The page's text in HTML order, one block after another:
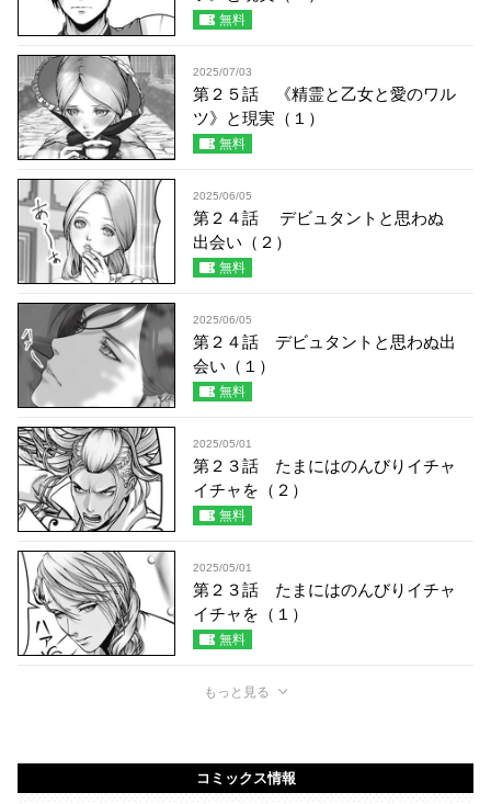
無料
2025/07/03
第２５話 《精霊と乙女と愛のワル
ツ》と現実（１）
無料
2025/06/05
第２４話 デビュタントと思わぬ
出会い（２）
無料
2025/06/05
第２４話 デビュタントと思わぬ出
会い（１）
無料
2025/05/01
第２３話 たまにはのんびりイチャ
イチャを（２）
無料
2025/05/01
第２３話 たまにはのんびりイチャ
イチャを（１）
無料
もっと見る
コミックス情報